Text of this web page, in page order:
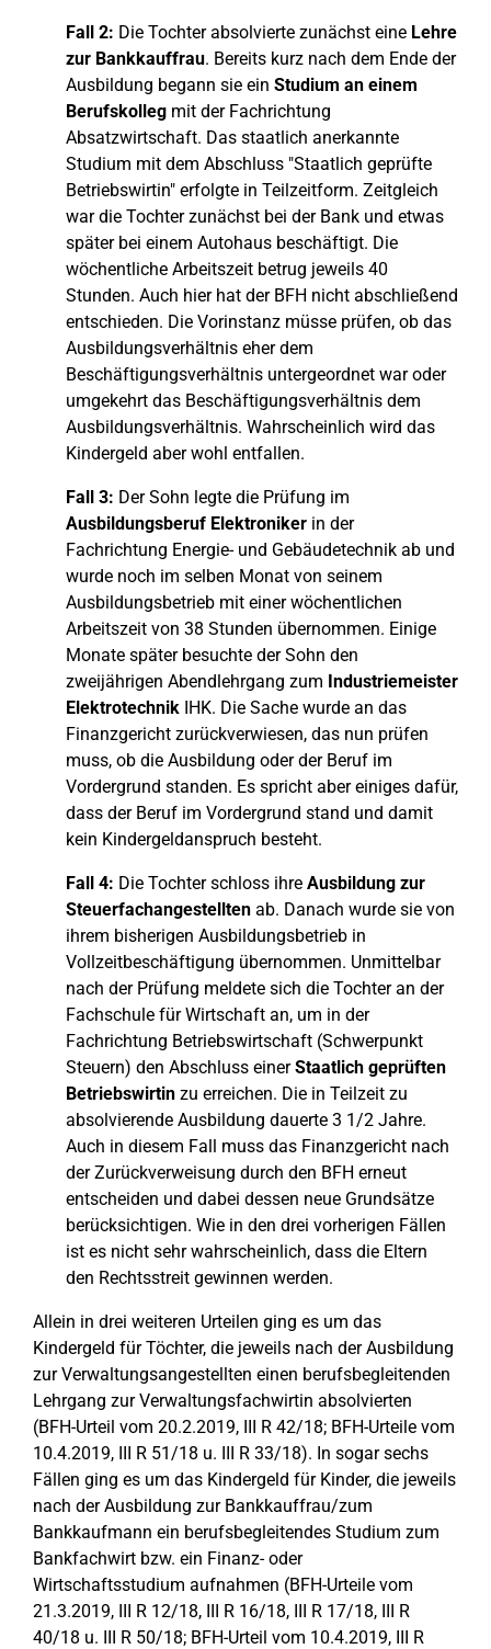
Fall 2: Die Tochter absolvierte zunächst eine Lehre
zur Bankkauffrau. Bereits kurz nach dem Ende der
Ausbildung begann sie ein Studium an einem
Berufskolleg mit der Fachrichtung
Absatzwirtschaft. Das staatlich anerkannte
Studium mit dem Abschluss "Staatlich geprüfte
Betriebswirtin" erfolgte in Teilzeitform. Zeitgleich
war die Tochter zunächst bei der Bank und etwas
später bei einem Autohaus beschäftigt. Die
wöchentliche Arbeitszeit betrug jeweils 40
Stunden. Auch hier hat der BFH nicht abschließend
entschieden. Die Vorinstanz müsse prüfen, ob das
Ausbildungsverhältnis eher dem
Beschäftigungsverhältnis untergeordnet war oder
umgekehrt das Beschäftigungsverhältnis dem
Ausbildungsverhältnis. Wahrscheinlich wird das
Kindergeld aber wohl entfallen.
Fall 3: Der Sohn legte die Prüfung im
Ausbildungsberuf Elektroniker in der
Fachrichtung Energie- und Gebäudetechnik ab und
wurde noch im selben Monat von seinem
Ausbildungsbetrieb mit einer wöchentlichen
Arbeitszeit von 38 Stunden übernommen. Einige
Monate später besuchte der Sohn den
zweijährigen Abendlehrgang zum Industriemeister
Elektrotechnik IHK. Die Sache wurde an das
Finanzgericht zurückverwiesen, das nun prüfen
muss, ob die Ausbildung oder der Beruf im
Vordergrund standen. Es spricht aber einiges dafür,
dass der Beruf im Vordergrund stand und damit
kein Kindergeldanspruch besteht.
Fall 4: Die Tochter schloss ihre Ausbildung zur
Steuerfachangestellten ab. Danach wurde sie von
ihrem bisherigen Ausbildungsbetrieb in
Vollzeitbeschäftigung übernommen. Unmittelbar
nach der Prüfung meldete sich die Tochter an der
Fachschule für Wirtschaft an, um in der
Fachrichtung Betriebswirtschaft (Schwerpunkt
Steuern) den Abschluss einerStaatlich geprüften
Betriebswirtin zu erreichen. Die in Teilzeit zu
absolvierende Ausbildung dauerte 3 1/2 Jahre.
Auch in diesem Fall muss das Finanzgericht nach
der Zurückverweisung durch den BFH erneut
entscheiden und dabei dessen neue Grundsätze
berücksichtigen. Wie in den drei vorherigen Fällen
ist es nicht sehr wahrscheinlich, dass die Eltern
den Rechtsstreit gewinnen werden.
Allein in drei weiteren Urteilen ging es um das
Kindergeld für Töchter, die jeweils nach der Ausbildung
zur Verwaltungsangestellten einen berufsbegleitenden
Lehrgang zur Verwaltungsfachwirtin absolvierten
(BFH-Urteil vom 20.2.2019, III R 42/18; BFH-Urteile vom
10.4.2019, III R 51/18 u. III R 33/18). In sogar sechs
Fällen ging es um das Kindergeld für Kinder, die jeweils
nach der Ausbildung zur Bankkauffrau/zum
Bankkaufmann ein berufsbegleitendes Studium zum
Bankfachwirt bzw. ein Finanz- oder
Wirtschaftsstudium aufnahmen (BFH-Urteile vom
21.3.2019, III R 12/18, III R 16/18, III R 17/18, III R
40/18 u. III R 50/18; BFH-Urteil vom 10.4.2019, III R